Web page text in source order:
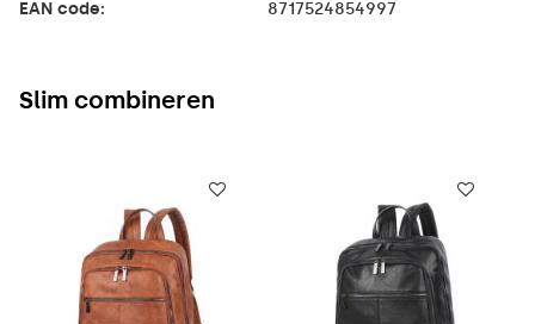
EAN code: 8717524854997
Slim combineren